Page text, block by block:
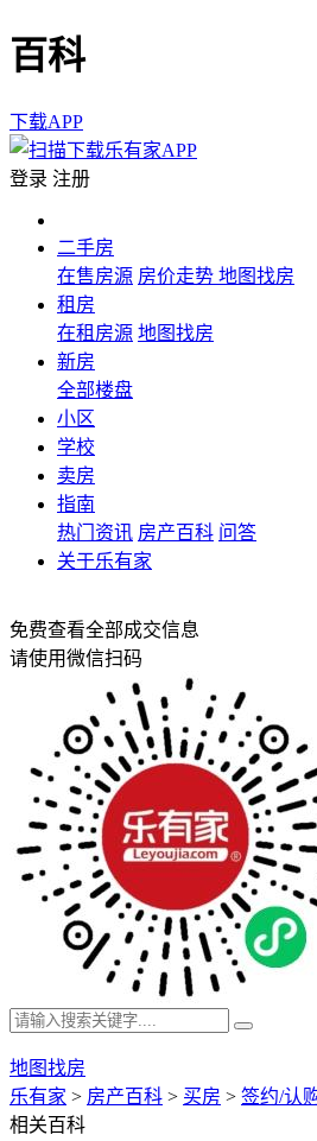
百科
下载APP
登录 注册
二手房
在售房源 房价走势 地图找房
租房
在租房源 地图找房
新房
全部楼盘
小区
学校
卖房
指南
热门资讯 房产百科 问答
关于乐有家
免费查看全部成交信息
请使用微信扫码
地图找房
乐有家 > 房产百科 > 买房 > 签约/认
相关百科